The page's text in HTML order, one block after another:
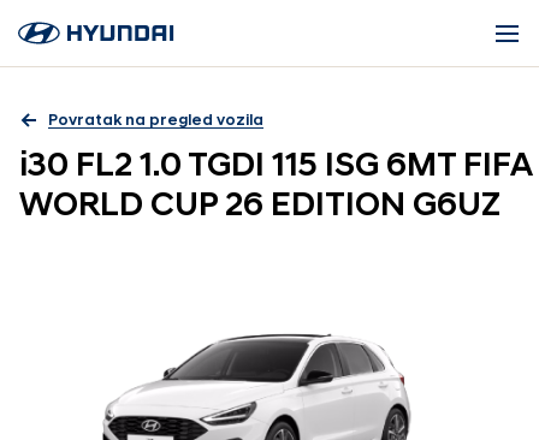
Povratak na pregled vozila
i30 FL2 1.0 TGDI 115 ISG 6MT FIFA
WORLD CUP 26 EDITION G6UZ